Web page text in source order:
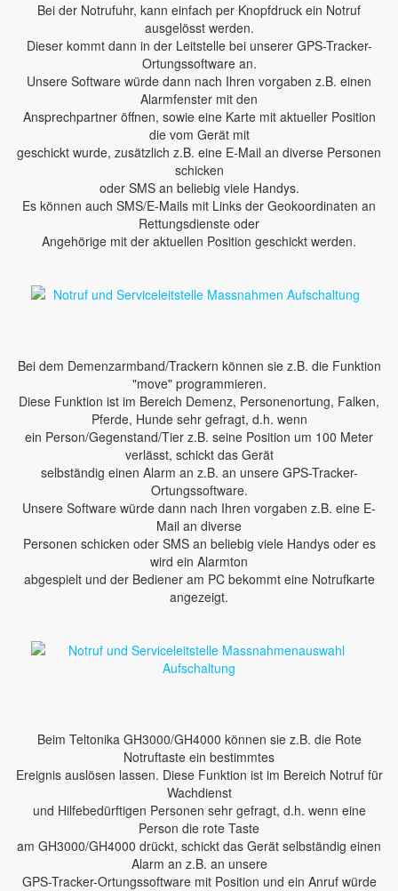
Bei der Notrufuhr, kann einfach per Knopfdruck ein Notruf
ausgelösst werden.
Dieser kommt dann in der Leitstelle bei unserer GPS-Tracker-
Ortungssoftware an.
Unsere Software würde dann nach Ihren vorgaben z.B. einen
Alarmfenster mit den
Ansprechpartner öffnen, sowie eine Karte mit aktueller Position
die vom Gerät mit
geschickt wurde, zusätzlich z.B. eine E-Mail an diverse Personen
schicken
oder SMS an beliebig viele Handys.
Es können auch SMS/E-Mails mit Links der Geokoordinaten an
Rettungsdienste oder
Angehörige mit der aktuellen Position geschickt werden.
Bei dem Demenzarmband/Trackern können sie z.B. die Funktion
"move" programmieren.
Diese Funktion ist im Bereich Demenz, Personenortung, Falken,
Pferde, Hunde sehr gefragt, d.h. wenn
ein Person/Gegenstand/Tier z.B. seine Position um 100 Meter
verlässt, schickt das Gerät
selbständig einen Alarm an z.B. an unsere GPS-Tracker-
Ortungssoftware.
Unsere Software würde dann nach Ihren vorgaben z.B. eine E-
Mail an diverse
Personen schicken oder SMS an beliebig viele Handys oder es
wird ein Alarmton
abgespielt und der Bediener am PC bekommt eine Notrufkarte
angezeigt.
Beim Teltonika GH3000/GH4000 können sie z.B. die Rote
Notruftaste ein bestimmtes
Ereignis auslösen lassen. Diese Funktion ist im Bereich Notruf für
Wachdienst
und Hilfebedürftigen Personen sehr gefragt, d.h. wenn eine
Person die rote Taste
am GH3000/GH4000 drückt, schickt das Gerät selbständig einen
Alarm an z.B. an unsere
GPS-Tracker-Ortungssoftware mit Position und ein Anruf würde